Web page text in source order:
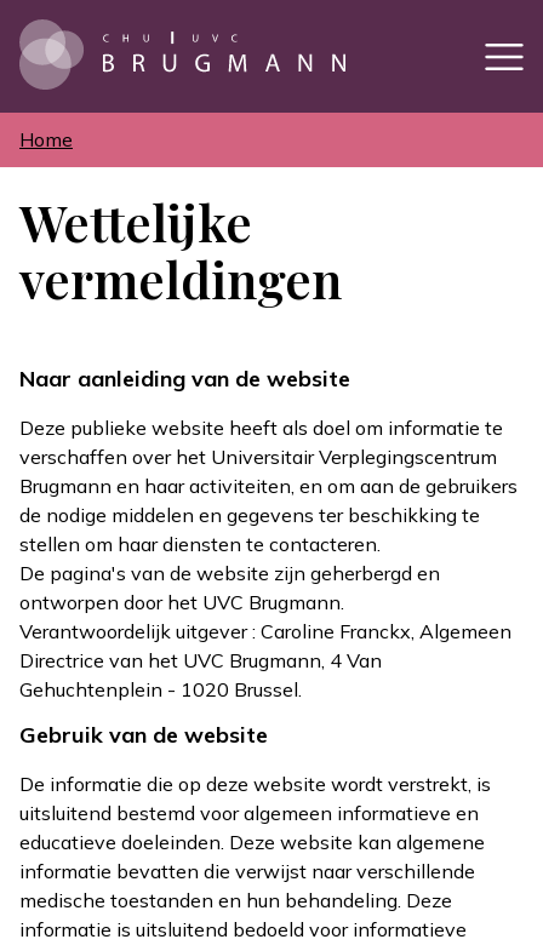
en
naar
de
gaan
Kruimelpad
Home
Wettelijke
vermeldingen
Naar aanleiding van de website
Deze publieke website heeft als doel om informatie te
verschaffen over het Universitair Verplegingscentrum
Brugmann en haar activiteiten, en om aan de gebruikers
de nodige middelen en gegevens ter beschikking te
stellen om haar diensten te contacteren.
De pagina's van de website zijn geherbergd en
ontworpen door het UVC Brugmann.
Verantwoordelijk uitgever : Caroline Franckx, Algemeen
Directrice van het UVC Brugmann, 4 Van
Gehuchtenplein - 1020 Brussel.
Gebruik van de website
De informatie die op deze website wordt verstrekt, is
uitsluitend bestemd voor algemeen informatieve en
educatieve doeleinden. Deze website kan algemene
informatie bevatten die verwijst naar verschillende
medische toestanden en hun behandeling. Deze
informatie is uitsluitend bedoeld voor informatieve